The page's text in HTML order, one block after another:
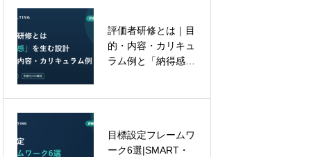
評価者研修とは｜目
的・内容・カリキュ
ラム例と「納得感」
目標設定フレームワ
ーク6選|SMART・
「今ここ」に立てる
人は、なぜ強いのか
｜管理職研修で育て
管理職研修で本当に
身につけるべき「問